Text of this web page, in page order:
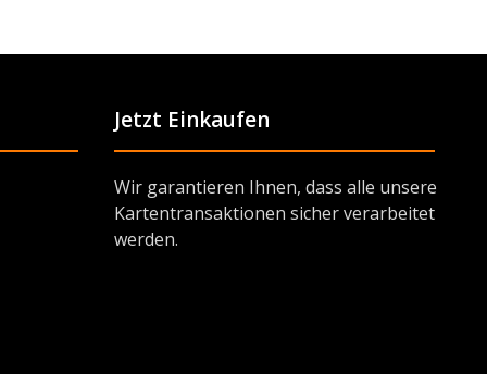
Jetzt Einkaufen
Wir garantieren Ihnen, dass alle unsere
Kartentransaktionen sicher verarbeitet
werden.